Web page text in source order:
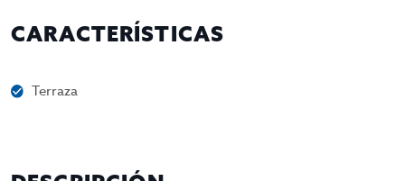
CARACTERÍSTICAS
Terraza